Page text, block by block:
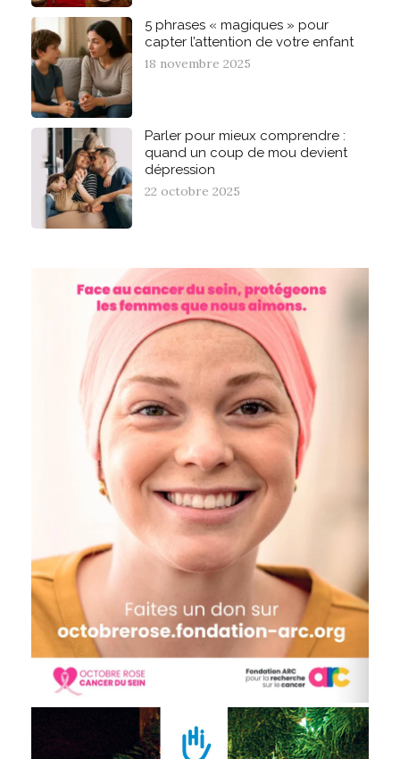
5 phrases « magiques » pour
capter l’attention de votre enfant
18 novembre 2025
Parler pour mieux comprendre :
quand un coup de mou devient
dépression
22 octobre 2025